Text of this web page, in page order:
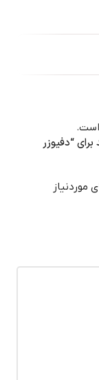
“دفیوزر